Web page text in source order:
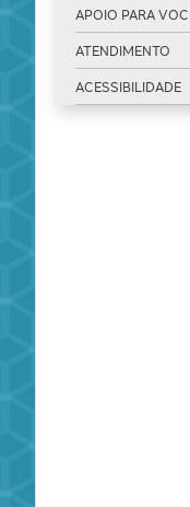
APOIO PARA
ATENDIMENTO
ACESSIBILIDADE